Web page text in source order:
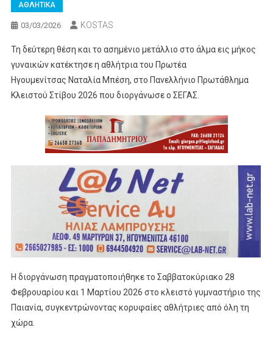
ΑΘΛΗΤΙΚΑ
03/03/2026 KOSTAS
Τη δεύτερη θέση και το ασημένιο μετάλλιο στο άλμα εις μήκος
γυναικών κατέκτησε η αθλήτρια του Πρωτέα
Ηγουμενίτσας Ναταλία Μπέση, στο Πανελλήνιο Πρωτάθλημα
Κλειστού Στίβου 2026 που διοργάνωσε ο ΣΕΓΑΣ
Η διοργάνωση πραγματοποιήθηκε το Σαββατοκύριακο 28
Φεβρουαρίου και 1 Μαρτίου 2026 στο κλειστό γυμναστήριο της
Παιανία, συγκεντρώνοντας κορυφαίες αθλήτριες από όλη τη
χώρα.